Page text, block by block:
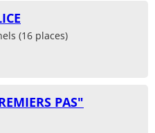
(16 places)
PAS"